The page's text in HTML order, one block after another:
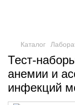
Каталог
Тест-
анемии и
инфекций